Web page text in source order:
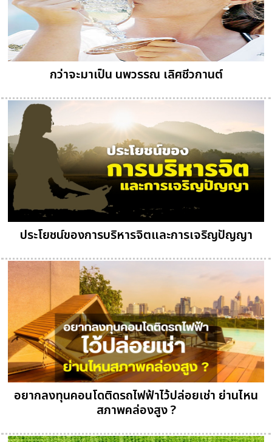
กว่าจะมาเป็น นพวรรณ เลิศชีวกานต์
ประโยชน์ของการบริหารจิตและการเจริญปัญญา
อยากลงทุนคอนโดติดรถไฟฟ้าไว้ปล่อยเช่า ย่านไหน
สภาพคล่องสูง ?